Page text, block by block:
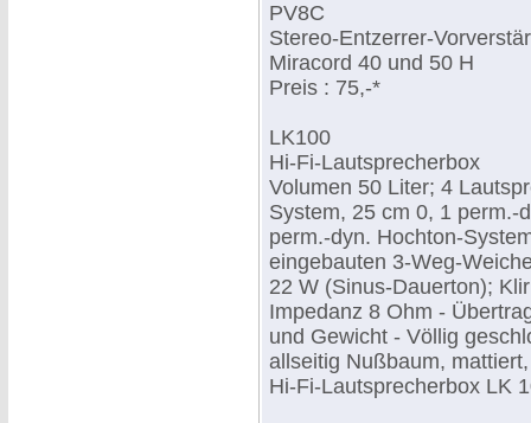
PV8C
Stereo-Entzerrer-
Miracord 40 und 50 H
Preis : 75,-*
LK100
Hi-Fi-Lautsprecherbox
Volumen 50 Liter; 4
System, 25 cm 0, 1 perm.-
perm.-dyn. Hochton-
eingebauten 3-Weg-
22 W (Sinus-Dauerton);
Impedanz 8 Ohm -
und Gewicht - Völlig
allseitig Nußbaum,
Hi-Fi-Lautsprecherbox LK